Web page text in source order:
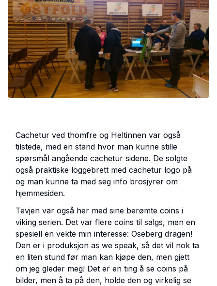
Cachetur ved thomfre og Heltinnen var også
tilstede, med en stand hvor man kunne stille
spørsmål angående cachetur sidene. De solgte
også praktiske loggebrett med cachetur logo på
og man kunne ta med seg info brosjyrer om
hjemmesiden.
Tevjen var også her med sine berømte coins i
viking serien. Det var flere coins til salgs, men en
spesiell en vekte min interesse: Oseberg dragen!
Den er i produksjon as we speak, så det vil nok ta
en liten stund før man kan kjøpe den, men gjett
om jeg gleder meg! Det er en ting å se coins på
bilder, men å ta på den, holde den og virkelig se